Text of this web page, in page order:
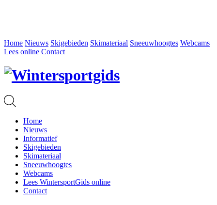
Home Nieuws Skigebieden Skimateriaal Sneeuwhoogtes Webcams
Lees online Contact
Home
Nieuws
Informatief
Skigebieden
Skimateriaal
Sneeuwhoogtes
Webcams
Lees WintersportGids online
Contact